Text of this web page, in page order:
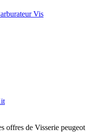
Vis
offres de Visserie